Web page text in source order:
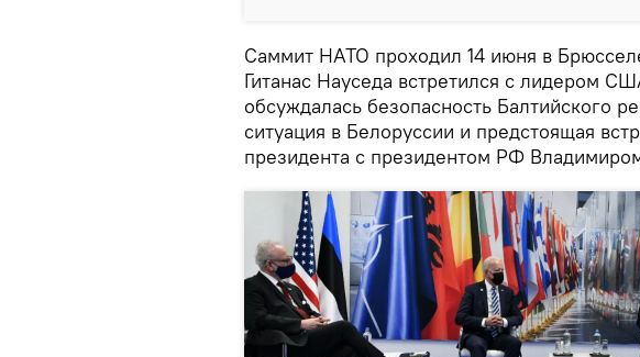
Саммит НАТО проходил 14 июня в
Гитанас Науседа встретился с лидером
обсуждалась безопасность Балтийского
ситуация в Белоруссии и предстоящая
президента с президентом РФ